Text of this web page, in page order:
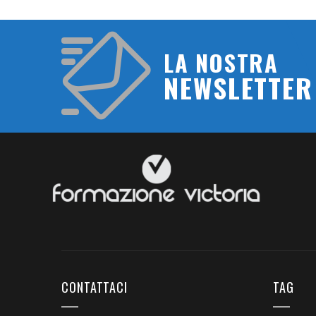
LA NOSTRA
NEWSLETTER
CONTATTACI TAG